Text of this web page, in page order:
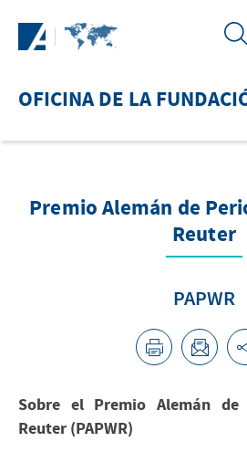
OFICINA DE LA
Premio Alemán de
Reuter
PAPWR
Sobre el Premio Alemán de
Reuter (PAPWR)